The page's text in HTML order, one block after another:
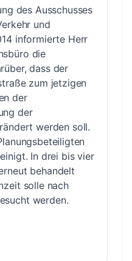
des Ausschusses
und
informierte Herr
die
dass der
zum jetzigen
der
der
werden soll.
In drei bis vier
behandelt
solle nach
werden.